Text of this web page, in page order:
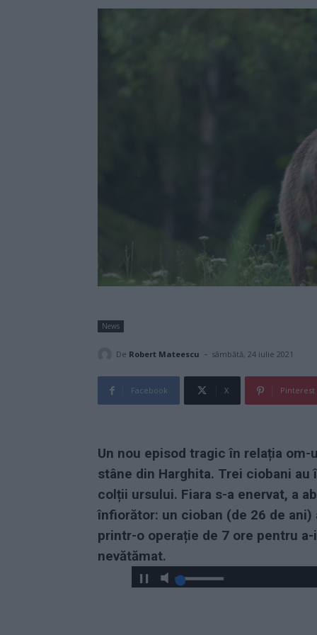
News
De Robert Mateescu - sâmbătă, 24 iulie 2021
Facebook X Pinterest
Un nou episod tragic în relația om-
stâne din Harghita. Trei ciobani
colții ursului. Fiara s-a enervat, a
înfiorător: un cioban (de 26 de
printr-o operație de 7 ore pentru
nevătămat.